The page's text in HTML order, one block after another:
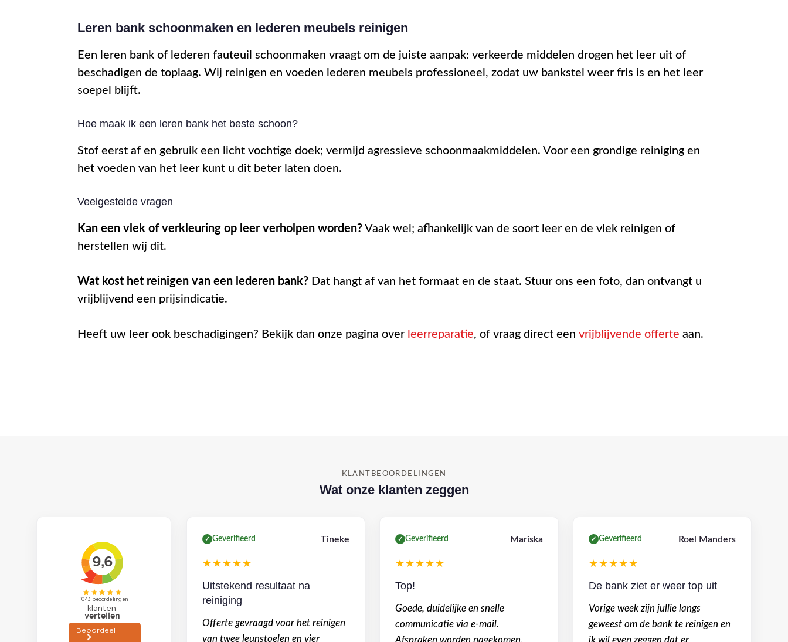
Leren bank schoonmaken en lederen meubels reinigen
Een leren bank of lederen fauteuil schoonmaken vraagt om de juiste aanpak: verkeerde middelen drogen het leer uit of
beschadigen de toplaag. Wij reinigen en voeden lederen meubels professioneel, zodat uw bankstel weer fris is en het leer
soepel blijft.
Hoe maak ik een leren bank het beste schoon?
Stof eerst af en gebruik een licht vochtige doek; vermijd agressieve schoonmaakmiddelen. Voor een grondige reiniging en
het voeden van het leer kunt u dit beter laten doen.
Veelgestelde vragen
Kan een vlek of verkleuring op leer verholpen worden? Vaak wel; afhankelijk van de soort leer en de vlek reinigen of
herstellen wij dit.
Wat kost het reinigen van een lederen bank? Dat hangt af van het formaat en de staat. Stuur ons een foto, dan ontvangt u
vrijblijvend een prijsindicatie.
Heeft uw leer ook beschadigingen? Bekijk dan onze pagina over leerreparatie, of vraag direct een vrijblijvende offerte aan.
KLANTBEOORDELINGEN
Wat onze klanten zeggen
✓ Geverifieerd Tineke
★★★★★
Uitstekend resultaat na
reiniging
Offerte gevraagd voor het reinigen
van twee leunstoelen en vier
✓ Geverifieerd Mariska
★★★★★
Top!
Goede, duidelijke en snelle
communicatie via e-mail.
✓ Geverifieerd Roel Manders
★★★★★
De bank ziet er weer top uit
Vorige week zijn jullie langs
geweest om de bank te reinigen en